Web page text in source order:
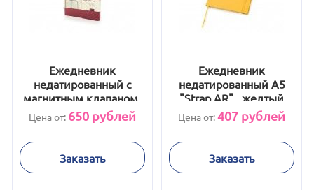
Ежедневник
недатированный с
магнитным клапаном,
А5 "WALTZ", бордовый
Цена от: 650рублей
Заказать
Ежедневник
недатированный А5
"Strap AR" , желтый
Цена от:407 рублей
Заказать